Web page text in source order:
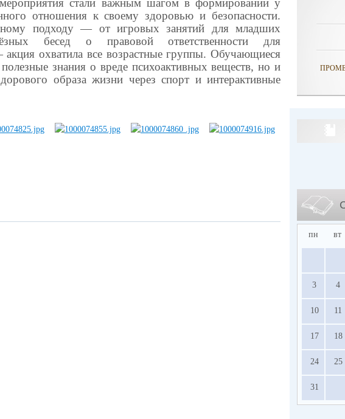
стали важным шагом в формировании у
отношения к своему здоровью и безопасности.
подходу — от игровых занятий для младших
бесед о правовой ответственности для
акция охватила все возрастные группы. Обучающиеся
знания о вреде психоактивных веществ, но и
образа жизни через спорт и интерактивные
пн вт
3 4
10 11
17 18
24 25
31